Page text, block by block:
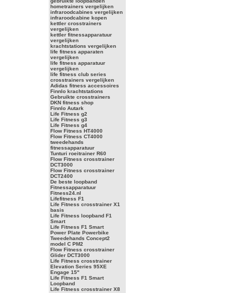
hometrainers vergelijken
infraroodcabines vergelijken
infraroodcabine kopen
kettler crosstrainers
vergelijken
kettler fitnessapparatuur
vergelijken
krachtstations vergelijken
life fitness apparaten
vergelijken
life fitness apparatuur
vergelijken
life fitness club series
crosstrainers vergelijken
Adidas fitness accessoires
Finnlo krachtstations
Gebruikte crosstrainers
DKN fitness shop
Finnlo Autark
Life Fitness g2
Life Fitness g3
Life Fitness g4
Flow Fitness HT4000
Flow Fitness CT4000
tweedehands
fitnessapparatuur
Tunturi roeitrainer R60
Flow Fitness crosstrainer
DCT3000
Flow Fitness crosstrainer
DCT2400
De beste loopband
Fitnessapparatuur
Fitness24.nl
Lifefitness F1
Life Fitness crosstrainer X1
basis
Life Fitness loopband F1
Smart
Life Fitness F1 Smart
Power Plate Powerbike
Tweedehands Concept2
model C PM2
Flow Fitness crosstrainer
Glider DCT3000
Life Fitness crosstrainer
Elevation Series 95XE
Engage 15"
Life Fitness F1 Smart
Loopband
Life Fitness crosstrainer X8